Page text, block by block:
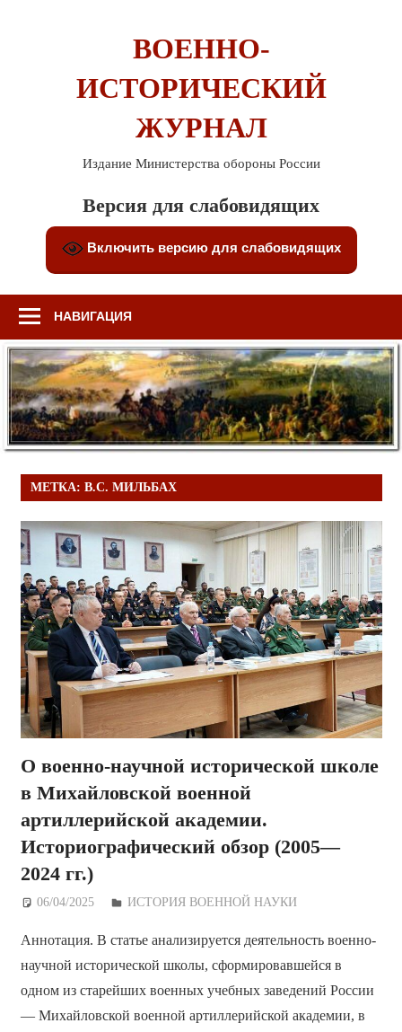
ВОЕННО-
ИСТОРИЧЕСКИЙ
ЖУРНАЛ
Издание Министерства обороны России
Версия для слабовидящих
Включить версию для слабовидящих
НАВИГАЦИЯ
МЕТКА: В.С. МИЛЬБАХ
О военно-научной исторической школе
в Михайловской военной
артиллерийской академии.
Историографический обзор (2005—
2024 гг.)
06/04/2025 Дежурный по Редакции
ИСТОРИЯ ВОЕННОЙ НАУКИ
Аннотация. В статье анализируется деятельность военно-
научной исторической школы, сформировавшейся в
одном из старейших военных учебных заведений России
— Михайловской военной артиллерийской академии, в